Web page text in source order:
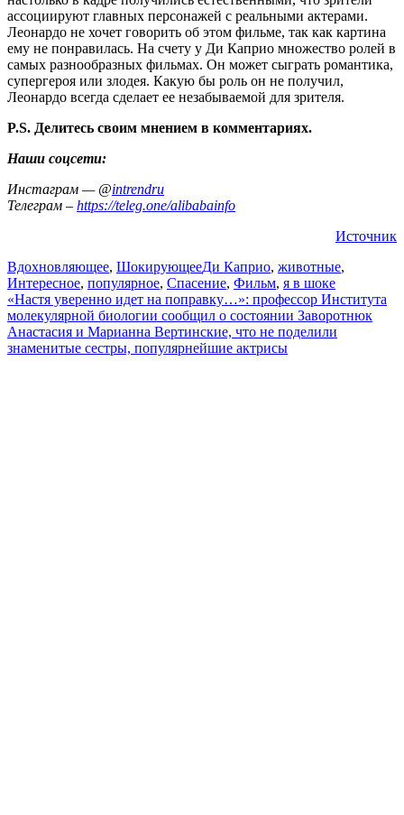
ассоциируют главных персонажей с реальными актерами.
Леонардо не хочет говорить об этом фильме, так как картина
ему не понравилась. На счету у Ди Каприо множество ролей в
самых разнообразных фильмах. Он может сыграть романтика,
супергероя или злодея. Какую бы роль он не получил,
Леонардо всегда сделает ее незабываемой для зрителя.
P.S. Делитесь своим мнением в комментариях.
Наши соцсети:
Инстаграм — @intrendru
Телеграм – https://teleg.one/alibabainfo
Источник
Вдохновляющее, ШокирующееДи Каприо, животные,
Интересное, популярное, Спасение, Фильм, я в шоке
Навигация
по
записям
«Настя уверенно идет на поправку…»: профессор Института
молекулярной биологии сообщил о состоянии Заворотнюк
Анастасия и Марианна Вертинские, что не поделили
знаменитые сестры, популярнейшие актрисы